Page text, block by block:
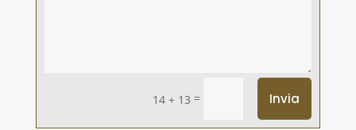
14 + 13 = Invia